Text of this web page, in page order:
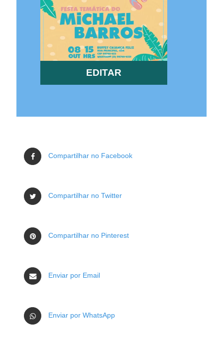
EDITAR
Compartilhar no Facebook
Compartilhar no Twitter
Compartilhar no Pinterest
Enviar por Email
Enviar por WhatsApp